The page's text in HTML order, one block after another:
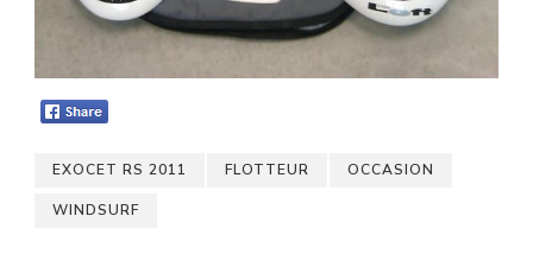
EXOCET RS 2011 FLOTTEUR OCCASION
WINDSURF